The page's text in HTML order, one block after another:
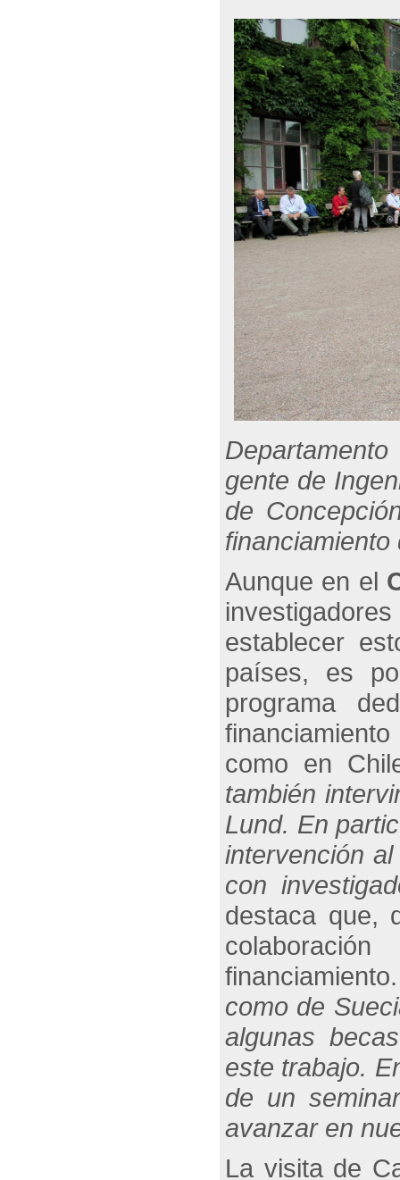
gente de
de
Aunque en el
establecer
países, es
programa
como en
también
Lund. En
intervención
con
destaca que,
como de
algunas
este trabajo.
de un
avanzar en
La visita de